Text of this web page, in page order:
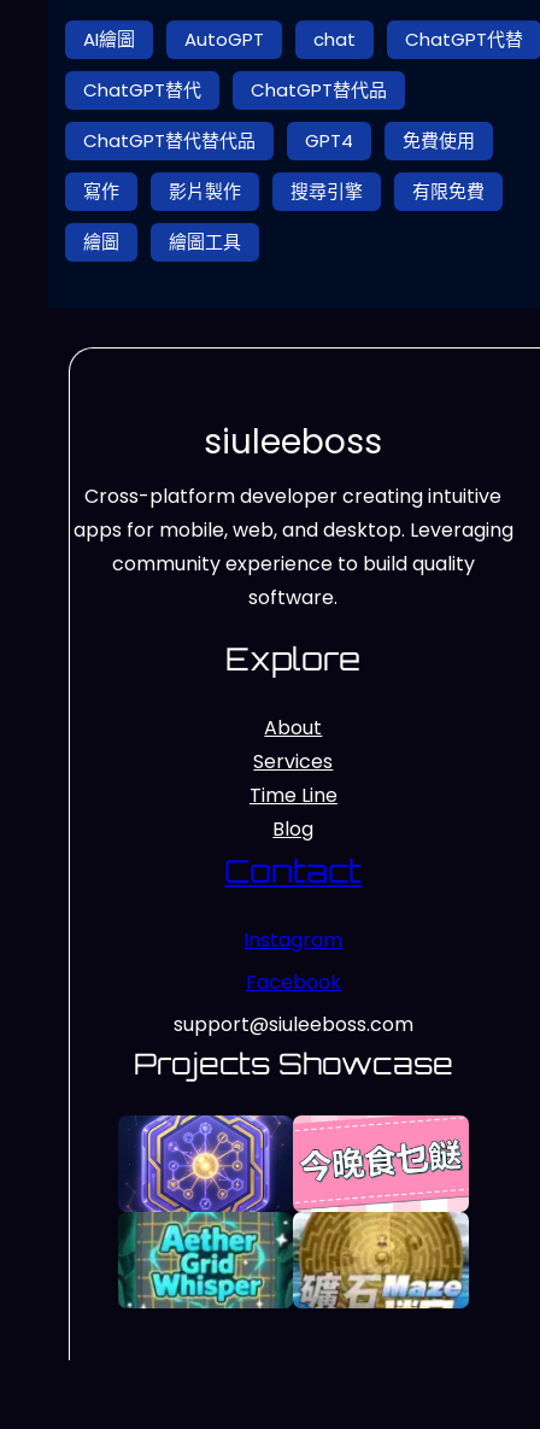
AI繪圖 AutoGPT chat
ChatGPT代替
ChatGPT替代
ChatGPT替代品
ChatGPT替代替代品
GPT4
免費使用
寫作
影片製作 搜尋引擎
有限免費
繪圖
繪圖工具
siuleeboss
Cross-platform developer creating intuitive
apps for mobile, web, and desktop. Leveraging
community experience to build quality
software.
Explore
About
Services
Time Line
Blog
Contact
Instagram
Facebook
support@siuleeboss.com
Projects Showcase